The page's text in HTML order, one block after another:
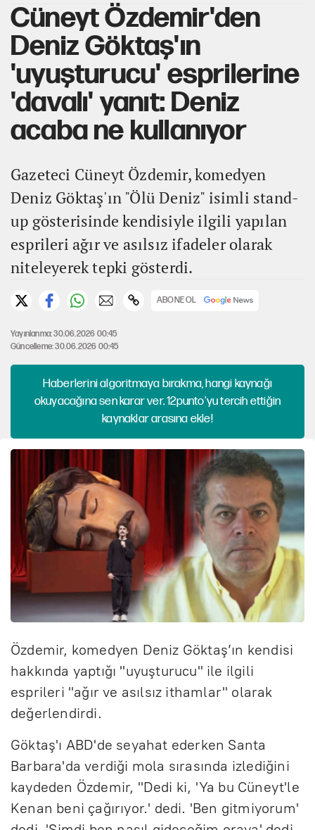
Cüneyt Özdemir'den
Deniz Göktaş'ın
'uyuşturucu' esprilerine
'davalı' yanıt: Deniz
acaba ne kullanıyor
Gazeteci Cüneyt Özdemir, komedyen
Deniz Göktaş'ın "Ölü Deniz" isimli stand-
up gösterisinde kendisiyle ilgili yapılan
esprileri ağır ve asılsız ifadeler olarak
niteleyerek tepki gösterdi.
ABONE OL
Yayınlanma: 30.06.2026 00:45
Güncelleme: 30.06.2026 00:45
Haberlerini algoritmaya bırakma, hangi kaynağı
okuyacağına sen karar ver. 12punto'yu tercih ettiğin
kaynaklar arasına ekle!
Özdemir, komedyen Deniz Göktaş’ın kendisi
hakkında yaptığı "uyuşturucu" ile ilgili
esprileri "ağır ve asılsız ithamlar" olarak
değerlendirdi.
Göktaş'ı ABD'de seyahat ederken Santa
Barbara'da verdiği mola sırasında izlediğini
kaydeden Özdemir, "Dedi ki, 'Ya bu Cüneyt'le
Kenan beni çağırıyor.' dedi. 'Ben gitmiyorum'